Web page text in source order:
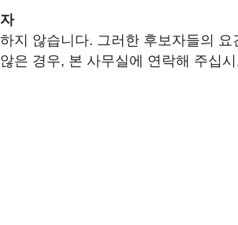
않습니다. 그러한 후보자들의 요
은 경우, 본 사무실에 연락해 주십